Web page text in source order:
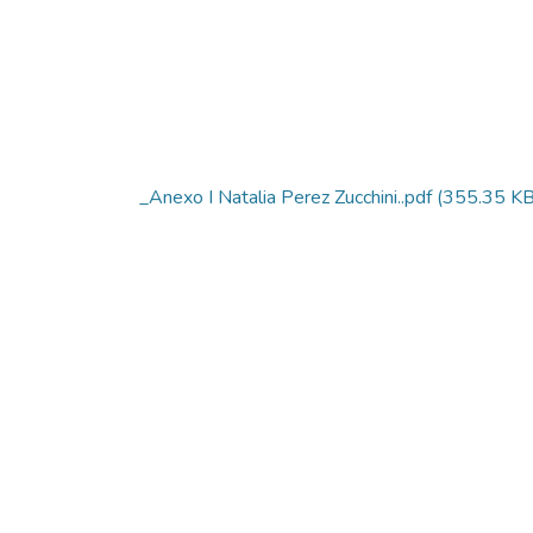
_Anexo I Natalia Perez Zucchini..pdf(355.35